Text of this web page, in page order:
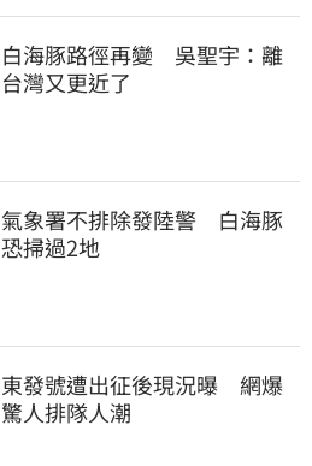
白海豚路徑再變　吳聖宇：離
台灣又更近了
氣象署不排除發陸警　白海豚
恐掃過2地
東發號遭出征後現況曝　網爆
驚人排隊人潮